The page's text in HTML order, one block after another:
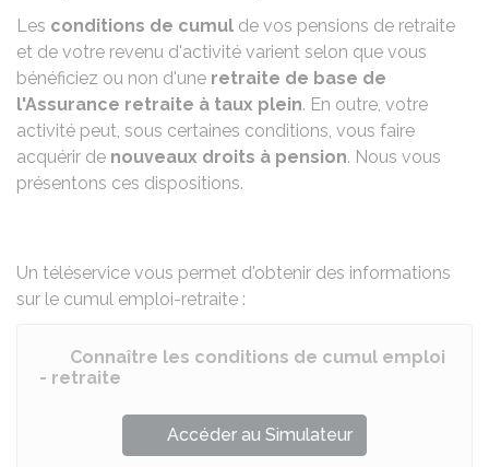
Les conditions de cumul de vos pensions de retraite
et de votre revenu d'activité varient selon que vous
bénéficiez ou non d'une retraite de base de
l'Assurance retraite à taux plein. En outre, votre
activité peut, sous certaines conditions, vous faire
acquérir de nouveaux droits à pension. Nous vous
présentons ces dispositions.
Un téléservice vous permet d'obtenir des informations
sur le cumul emploi-retraite :
Connaître les conditions de cumul emploi
- retraite
Accéder au Simulateur